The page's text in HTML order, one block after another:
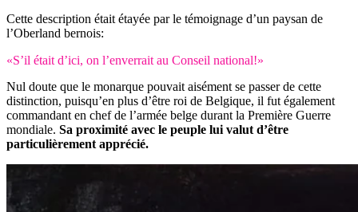
Cette description était étayée par le témoignage d’un paysan de
l’Oberland bernois:
«S’il était d’ici, on l’enverrait au Conseil national!»
Nul doute que le monarque pouvait aisément se passer de cette
distinction, puisqu’en plus d’être roi de Belgique, il fut également
commandant en chef de l’armée belge durant la Première Guerre
mondiale. Sa proximité avec le peuple lui valut d’être
particulièrement apprécié.